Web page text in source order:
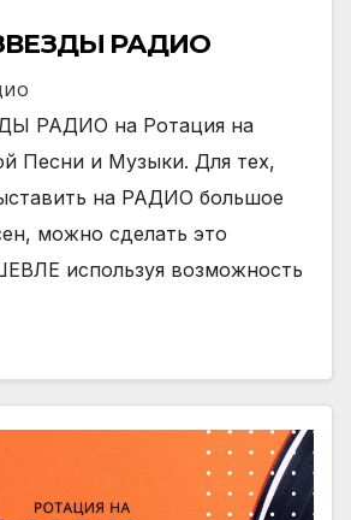
РАДИО
РАДИО на Ротация на
Песни и Музыки. Для тех,
на РАДИО большое
можно сделать это
используя возможность